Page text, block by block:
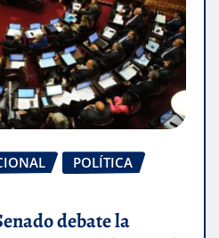
POLÍTICA
debate la